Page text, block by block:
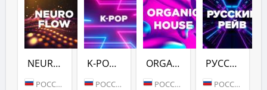
NEURO FLOW (DFM)
РОССИЯ (МОСКВА)
K-POP (DFM)
РОССИЯ (МОСКВА)
ORGANIC HOUSE (DFM)
РОССИЯ (МОСКВА)
РУССКИЙ РЕЙВ (DFM)
РОССИЯ (МОСКВА)